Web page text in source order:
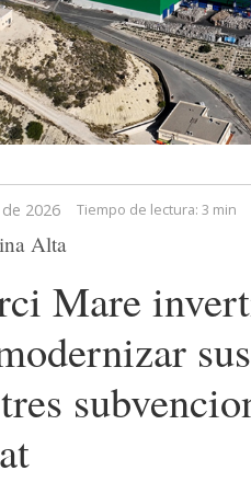
2026 Tiempo de lectura: 3 min
Alta
Mare